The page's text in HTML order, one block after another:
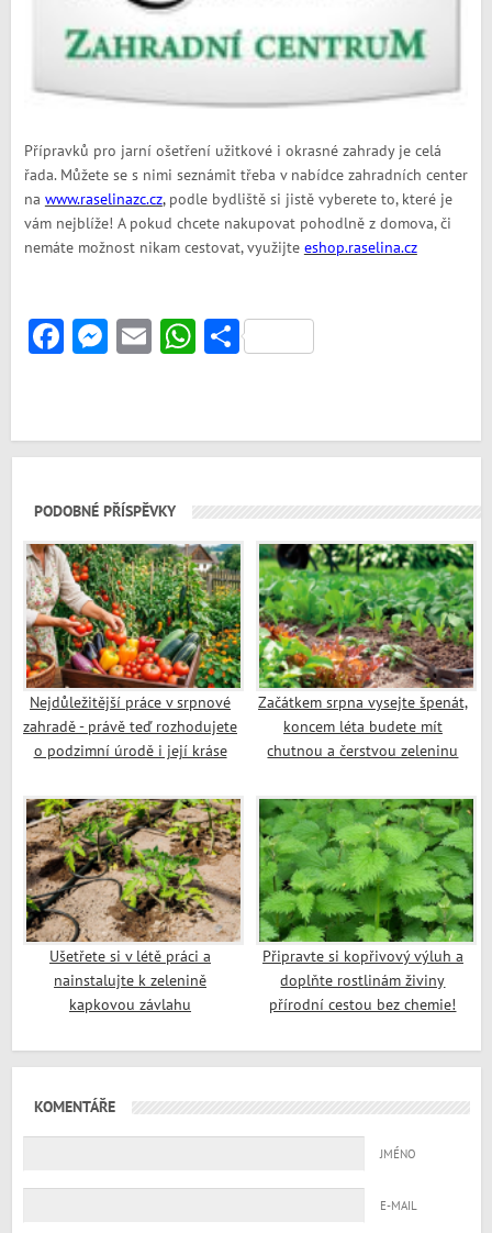
Přípravků pro jarní ošetření užitkové i okrasné zahrady je celá
řada. Můžete se s nimi seznámit třeba v nabídce zahradních center
na www.raselinazc.cz,podle bydliště si jistě vyberete to, které je
vám nejblíže! A pokud chcete nakupovat pohodlně z domova, či
nemáte možnost nikam cestovat, využijte eshop.raselina.cz
Facebook
Messenger
EmailWhatsApp
Share
PODOBNÉ PŘÍSPĚVKY
Nejdůležitější práce v srpnové
zahradě - právě teď rozhodujete
o podzimní úrodě i její kráse
Začátkem srpna vysejte špenát,
koncem léta budete mít
chutnou a čerstvou zeleninu
Ušetřete si v létě práci a
nainstalujte k zelenině
kapkovou závlahu
Připravte si kopřivový výluh a
doplňte rostlinám živiny
přírodní cestou bez chemie!
KOMENTÁŘE
JMÉNO
E-MAIL